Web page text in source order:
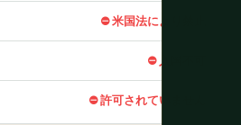
⛔ 米国法により禁止
⛔ 入国不可
⛔ 許可されていません